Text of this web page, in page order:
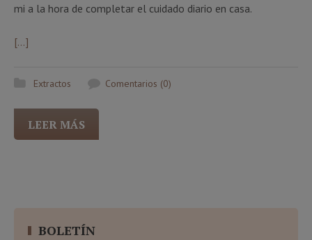
mi a la hora de completar el cuidado diario en casa.
[…]
Extractos Comentarios (0)
LEER MÁS
BOLETÍN